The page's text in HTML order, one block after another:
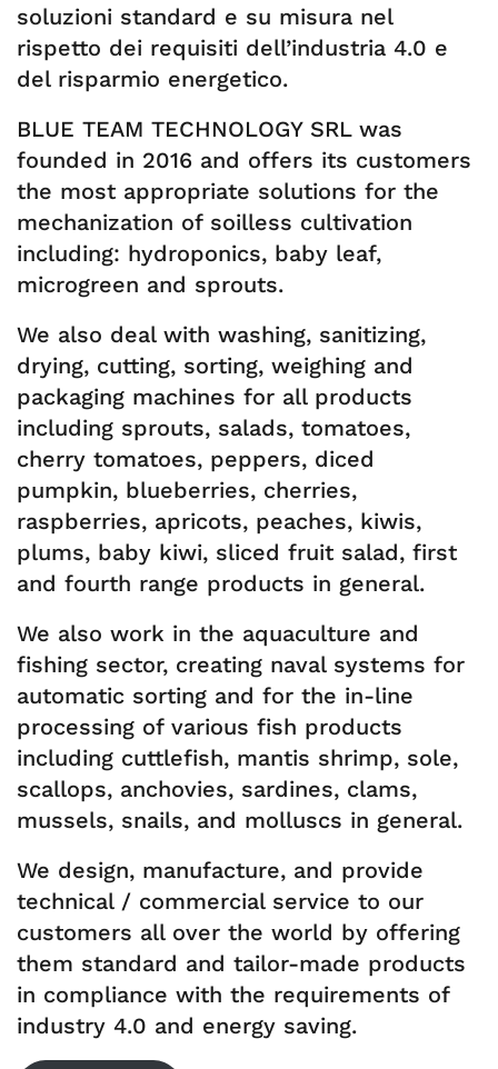
soluzioni standard e su misura nel
rispetto dei requisiti dell’industria 4.0 e
del risparmio energetico.
BLUE TEAM TECHNOLOGY SRL was
founded in 2016 and offers its customers
the most appropriate solutions for the
mechanization of soilless cultivation
including: hydroponics, baby leaf,
microgreen and sprouts.
We also deal with washing, sanitizing,
drying, cutting, sorting, weighing and
packaging machines for all products
including sprouts, salads, tomatoes,
cherry tomatoes, peppers, diced
pumpkin, blueberries, cherries,
raspberries, apricots, peaches, kiwis,
plums, baby kiwi, sliced ​​fruit salad, first
and fourth range products in general.
We also work in the aquaculture and
fishing sector, creating naval systems for
automatic sorting and for the in-line
processing of various fish products
including cuttlefish, mantis shrimp, sole,
scallops, anchovies, sardines, clams,
mussels, snails, and molluscs in general.
We design, manufacture, and provide
technical / commercial service to our
customers all over the world by offering
them standard and tailor-made products
in compliance with the requirements of
industry 4.0 and energy saving.